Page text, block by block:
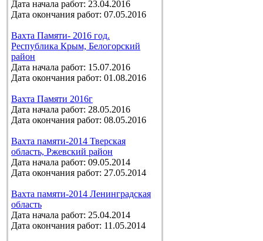
Дата начала работ: 23.04.2016
Дата окончания работ: 07.05.2016
Вахта Памяти- 2016 год.
Республика Крым, Белогорский
район
Дата начала работ: 15.07.2016
Дата окончания работ: 01.08.2016
Вахта Памяти 2016г
Дата начала работ: 28.05.2016
Дата окончания работ: 08.05.2016
Вахта памяти-2014 Тверская
область, Ржевский район
Дата начала работ: 09.05.2014
Дата окончания работ: 27.05.2014
Вахта памяти-2014 Ленинградская
область
Дата начала работ: 25.04.2014
Дата окончания работ: 11.05.2014